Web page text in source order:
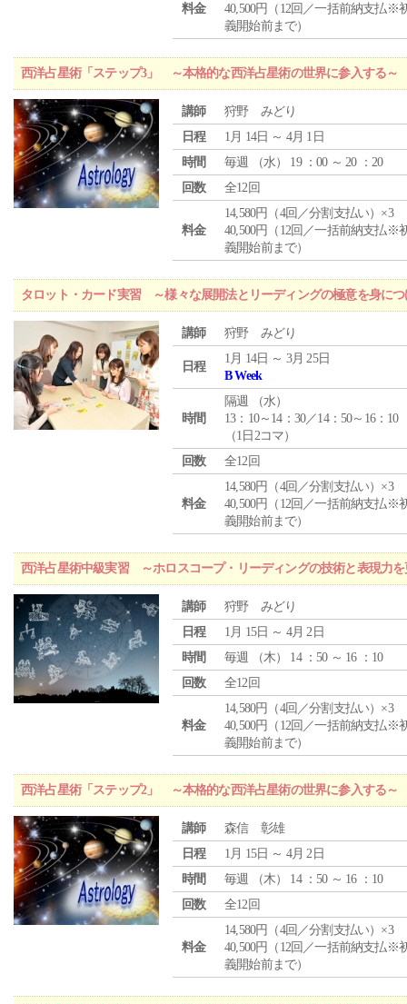
料金
40,500円（12回／一括前納支払※
義開始前まで）
西洋占星術「ステップ3」 ～本格的な西洋占星術の世界に参入する～
講師
狩野 みどり
日程
1月 14日 ～ 4月 1日
時間
毎週 （水） 19 ：00 ～ 20 ：20
回数
全12回
料金
14,580円（4回／分割支払い）×3
40,500円（12回／一括前納支払※
義開始前まで）
タロット・カード実習 ～様々な展開法とリーディングの極意を身につ
講師 狩野 みどり
日程
1月 14日 ～ 3月 25日
B Week
時間
隔週 （水）
13：10～14：30／14：50～16：10
（1日2コマ）
回数
全12回
料金
14,580円（4回／分割支払い）×3
40,500円（12回／一括前納支払※
義開始前まで）
西洋占星術中級実習 ～ホロスコープ・リーディングの技術と表現力
講師
狩野 みどり
日程
1月 15日 ～ 4月 2日
時間
毎週 （木） 14 ：50 ～ 16 ：10
回数
全12回
料金
14,580円（4回／分割支払い）×3
40,500円（12回／一括前納支払※
義開始前まで）
西洋占星術「ステップ2」 ～本格的な西洋占星術の世界に参入する～
講師
森信 彰雄
日程
1月 15日 ～ 4月 2日
時間
毎週 （木） 14 ：50 ～ 16 ：10
回数
全12回
料金
14,580円（4回／分割支払い）×3
40,500円（12回／一括前納支払※
義開始前まで）